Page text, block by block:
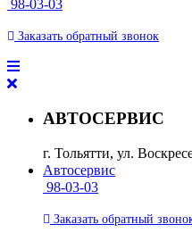
98-03-03
Заказать обратный звонок
АВТОСЕРВИС
г. Тольятти, ул.
Автосервис
98-03-03
Заказать обратный